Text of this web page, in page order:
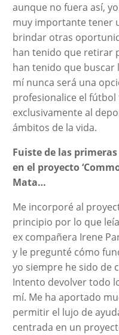
aunque no fuera así,
muy importante tener
brindar otras
han tenido que retirar
han tenido que buscar
mí nunca será una
profesionalice el
exclusivamente al
ámbitos de la vida.
Fuiste de las
en el proyecto
Mata…
Me incorporé al
principio por lo que
ex compañera Irene
y le pregunté cómo
yo siempre he sido de
Intento devolver todo
mí. Me ha aportado
permitir el lujo de
centrada en un